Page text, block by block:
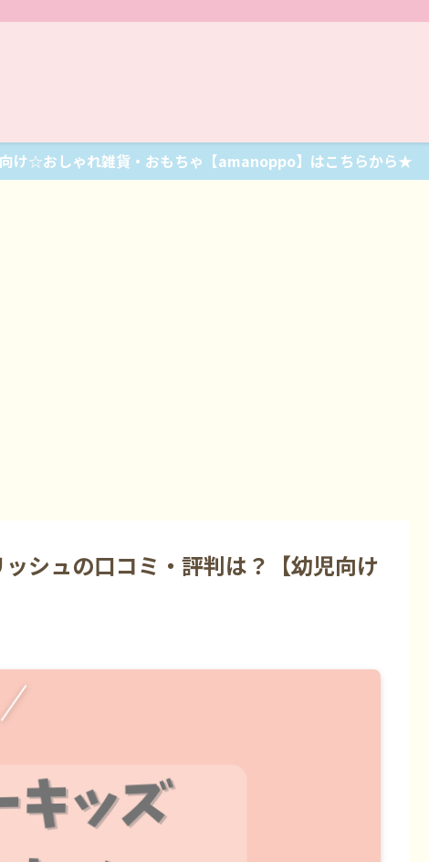
け☆おしゃれ雑貨・おもちゃ【amanoppo】はこちらから★
ッシュの口コミ・評判は？【幼児向け